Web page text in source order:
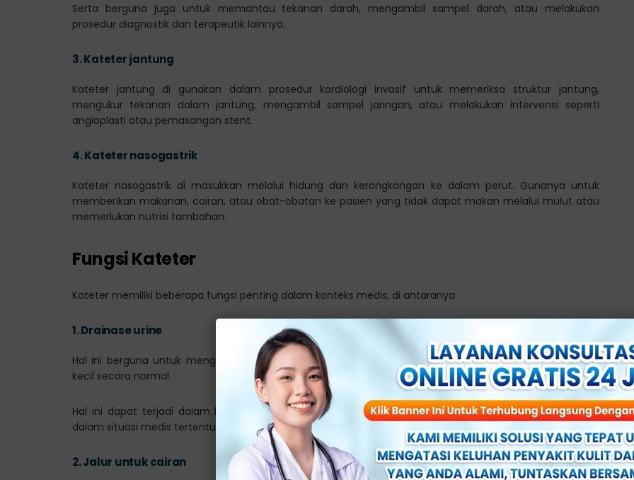
Serta berguna juga untuk memantau tekanan darah, mengambil sampel darah, atau melakukan
prosedur diagnostik dan terapeutik lainnya.
3.Kateter jantung
Kateter jantung di gunakan dalam prosedur kardiologi invasif untuk memeriksa struktur jantung,
mengukur tekanan dalam jantung, mengambil sampel jaringan, atau melakukan intervensi seperti
angioplasti atau pemasangan stent.
4.Kateter nasogastrik
Kateter nasogastrik di masukkan melalui hidung dan kerongkongan ke dalam perut. Gunanya untuk
memberikan makanan, cairan, atau obat-obatan ke pasien yang tidak dapat makan melalui mulut atau
memerlukan nutrisi tambahan.
Fungsi Kateter
Kateter memiliki beberapa fungsi penting dalam konteks medis, di antaranya:
1.Drainase urine
Hal ini berguna untuk mengeluarkan urine dari kandung kemih ketika seseorang tidak dapat buang air
kecil secara normal.
Hal ini dapat terjadi dalam kasus gangguan kandung kemih, gangguan neurologis, pascaoperasi, atau
dalam situasi medis tertentu di mana drainase urine yang terus-menerus di perlukan.
2.Jalur untuk cairan